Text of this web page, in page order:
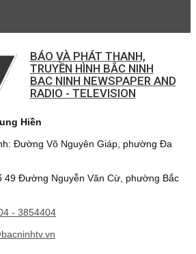
BÁO VÀ PHÁT THANH,
TRUYỀN HÌNH BẮC NINH
BAC NINH NEWSPAPER AND
RADIO - TELEVISION
Hiền
Đường Võ Nguyên Giáp, phường Đa
Nguyễn Văn Cừ, phường Bắc
- 3854404